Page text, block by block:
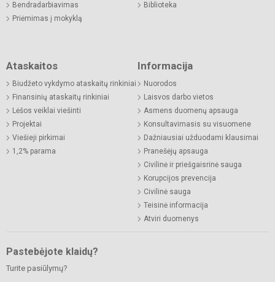
Bendradarbiavimas
Priėmimas į mokyklą
Biblioteka
Ataskaitos
Biudžeto vykdymo ataskaitų rinkiniai
Finansinių ataskaitų rinkiniai
Lėšos veiklai viešinti
Projektai
Viešieji pirkimai
1,2% parama
Informacija
Nuorodos
Laisvos darbo vietos
Asmens duomenų apsauga
Konsultavimasis su visuomene
Dažniausiai užduodami klausimai
Pranešėjų apsauga
Civilinė ir priešgaisrinė sauga
Korupcijos prevencija
Civilinė sauga
Teisinė informacija
Atviri duomenys
Pastebėjote klaidų?
Turite pasiūlymų?